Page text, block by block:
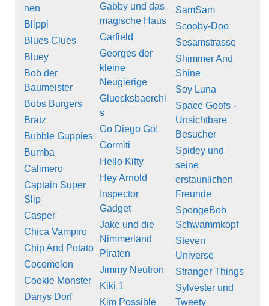
nen
Blippi
Blues Clues
Bluey
Bob der
Baumeister
Bobs Burgers
Bratz
Bubble Guppies
Bumba
Calimero
Captain Super
Slip
Casper
Chica Vampiro
Chip And Potato
Cocomelon
Cookie Monster
Danys Dorf
Gabby und das
magische Haus
Garfield
Georges der
kleine
Neugierige
Gluecksbaerchi
s
Go Diego Go!
Gormiti
Hello Kitty
Hey Arnold
Inspector
Gadget
Jake und die
Nimmerland
Piraten
Jimmy Neutron
Kiki 1
Kim Possible
SamSam
Scooby-Doo
Sesamstrasse
Shimmer And
Shine
Soy Luna
Space Goofs -
Unsichtbare
Besucher
Spidey und
seine
erstaunlichen
Freunde
SpongeBob
Schwammkopf
Steven
Universe
Stranger Things
Sylvester und
Tweety